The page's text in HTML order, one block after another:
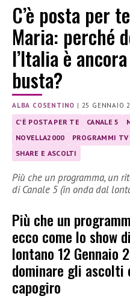
C’è posta per
Maria: perché
l’Italia è
busta?
ALBA COSENTINO | 25 GENNAIO
C'È POSTA PER TE CANALE 5
NOVELLA2000
PROGRAMMI
SHARE E ASCOLTI
Più che un programma, un
di Canale 5 (in onda dal
Più che un
ecco come lo show
lontano 12 Gennaio
dominare gli ascolti
capogiro